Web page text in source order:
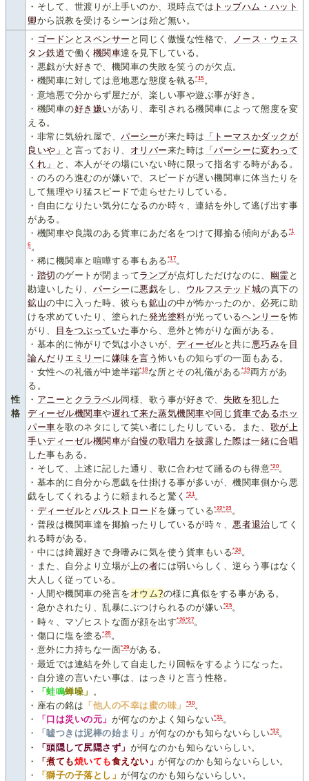
・そして、世渡りが上手いのか、現時点では トップハム・ハット
卿から説教を受けるシーンは殆ど無い。
性
格
・ ゴードン と スペンサー と同じく傲慢な性格で、
ノース・ウェス
タン鉄道で働く 機関車達を見下している。
・悪戯が大好きで、機関車の失敗を笑うのが欠点。
・機関車に対しては意地悪な態度を執る*15。
・意地悪で分からず屋だが、楽しい事や遊ぶ事が好き。
・機関車の好き 嫌いがあり、牽引される機関車によって態度を変
える。
・非常に気紛れ屋で、パーシーが来た時は 「トーマスかダックが
良いや」 と言っており、 オリバー来た時は 「パーシーに変わって
くれ」
と、本人がその場にいない時に限って指名する時がある。
・のろのろ進むのが嫌いで、スピードが遅い機関車に体当たりを
して無理やり猛スピードで走らせたりしている。
・自由になりたい気分になるのか時々、連結を外して逃げ出す事
がある。
・機関車や良識のある貨車にあだ名をつけて揶揄る傾向がある *1
6。
・稀に機関車と喧嘩する事もある *17。
・ 踏切のゲートが閉まってランプが点灯しただけなのに、 幽霊 と
勘違いしたり、 パーシー に 悪戯をし、 ウルフステッド城の真下の
鉱山の中に入った時、彼らも 鉱山の中が怖かったのか、必死に助
けを求めていたり、塗られた発光塗料が光っているヘンリーを怖
がり、 目をつぶっていた事から、意外と怖がりな面がある。
・基本的に怖がりで気は小さいが、ディーゼル と共に 悪巧みを 目
論んだ り エミリーに 嫌味を言う怖いもの知らずの一面もある。
・女性への礼儀が中途半端*18な所とその礼儀がある*19両方があ
る。
・ アニー と クララベル同様、歌う事が好きで、 失敗を犯した
ディーゼル機関車や遅れて来た蒸気機関車や同じ 貨車であるホッ
パー車を歌のネタにして笑い者にしたりしている。また、 歌が上
手いディーゼル機関車が自慢の歌唱力を披露した際は一緒に合唱
した事もある。
・そして、上述に記した通り、歌に合わせて踊るのも得意*20。
・基本的に自分から悪戯を仕掛ける事が多いが、機関車側から悪
戯をしてくれるように頼まれると驚く *21。
・ ディーゼルと バルストロードを嫌っている*22*23。
・普段は機関車達を揶揄ったりしているが時々、 悪者退治 してく
れる時がある。
・中には綺麗好きで身嗜みに気を使う貨車もいる*24。
・また、自分より立場が上の者には弱いらしく、逆らう事はなく
大人しく従っている。
・人間や機関車の発言を オウム?の様に真似をする事がある。
・急かされたり、乱暴にぶつけられるのが嫌い*25。
・時々、マゾヒストな面が顔を出す*26*27 。
・傷口に塩を塗る*28。
・意外に力持ちな一面*29がある。
・最近では連結を外して自走したり回転をするようになった。
・自分達の言いたい事は、はっきりと言う性格。
・
「蛙鳴蝉噪」
。
・座右の銘は 「他人の不幸は蜜の味」 *30 。
・
「口は災いの元」 が何なのかよく知らない*31 。
・
「嘘つきは泥棒の始まり」 が何なのかも知らないらしい*32。
・
「頭隠して尻隠さず」 が何なのかも知らないらしい。
・
「煮ても焼いても食えない」が何なのかも知らないらしい。
・
「獅子の子落とし」が何なのかも知らないらしい。